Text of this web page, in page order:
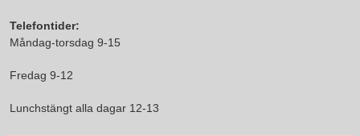
Telefontider:
Måndag-torsdag 9-15
Fredag 9-12
Lunchstängt alla dagar 12-13